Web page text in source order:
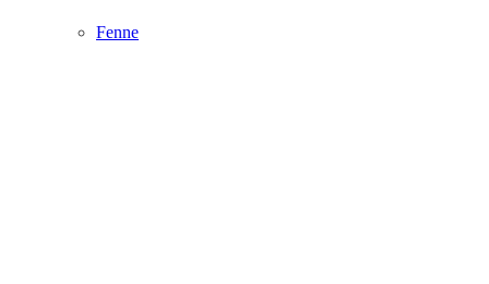
Fenne